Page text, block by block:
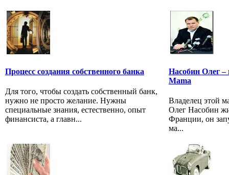
Процесс создания собственного банка
Для того, чтобы создать собственный банк,
нужно не просто желание. Нужны
специальные знания, естественно, опыт
финансиста, а главн...
Насобин Олег –
Mama
Владелец этой
Олег Насобин
Франции, он
ма...